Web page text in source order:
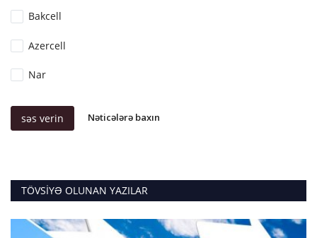
Bakcell
Azercell
Nar
səs verin Nəticələrə baxın
TÖVSIYƏ OLUNAN YAZILAR